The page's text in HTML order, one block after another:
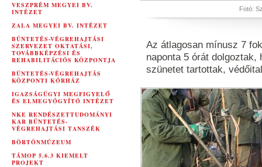
VESZPRÉM MEGYEI BV.
INTÉZET
ZALA MEGYEI BV. INTÉZET
BÜNTETÉS-VÉGREHAJTÁSI
SZERVEZET OKTATÁSI,
TOVÁBBKÉPZÉSI ÉS
REHABILITÁCIÓS KÖZPONTJA
BÜNTETÉS-VÉGREHAJTÁS
KÖZPONTI KÓRHÁZ
IGAZSÁGÜGYI MEGFIGYELŐ
ÉS ELMEGYÓGYÍTÓ INTÉZET
NKE RENDÉSZETTUDOMÁNYI
KAR BÜNTETÉS-
VÉGREHAJTÁSI TANSZÉK
BÖRTÖNMÚZEUM
TÁMOP 5.6.3 KIEMELT
PROJEKT
Fotó:
Az átlagosan mínusz 7
naponta 5 órát dolgoztak,
szünetet tartottak,